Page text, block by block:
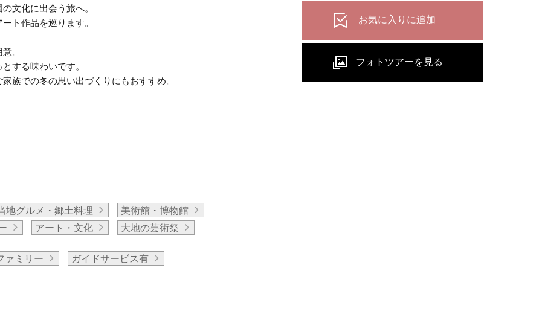
文化に出会う旅へ。
ト作品を巡ります。
。
する味わいです。
族での冬の思い出づくりにもおすすめ。
地グルメ・郷土料理
美術館・博物館
アート・文化 大地の芸術祭
ァミリー ガイドサービス有